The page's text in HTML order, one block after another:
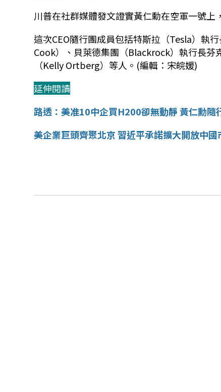
川普在社群媒體發文證實黃仁勳在空軍一號上
這次CEO隨行團成員包括特斯拉（Tesla）執
Cook）、貝萊德集團（Blackrock）執行長
（Kelly Ortberg）等人。(編輯：宋皖媛)
延伸閱讀
路透：美准10中企買H200卻無動靜 黃仁勳隨
美企業巨頭齊聚北京 習近平承諾擴大開放中國